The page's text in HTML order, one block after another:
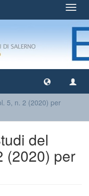
5, n. 2 (2020) per
del
(2020) per